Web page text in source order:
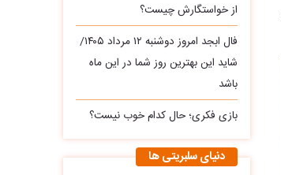
از خواستگارش چیست؟
فال ابجد امروز دوشنبه ۱۲ مرداد ۱۴۰۵/
شاید این بهترین روز شما در این ماه
باشد
بازی فکری؛ حال کدام خوب نیست؟
دنیای سلبریتی ها